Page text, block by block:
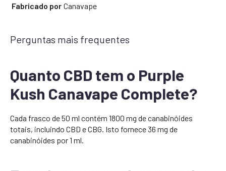
Fabricado por Canavape
Perguntas mais frequentes
Quanto CBD tem o Purple
Kush Canavape Complete?
Cada frasco de 50 ml contém 1800 mg de canabinóides
totais, incluindo CBD e CBG. Isto fornece 36 mg de
canabinóides por 1 ml.